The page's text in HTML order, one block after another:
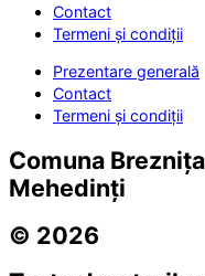
Contact
Termeni și condiții
Prezentare generală
Contact
Termeni și condiții
Comuna
Mehedinți
© 2026